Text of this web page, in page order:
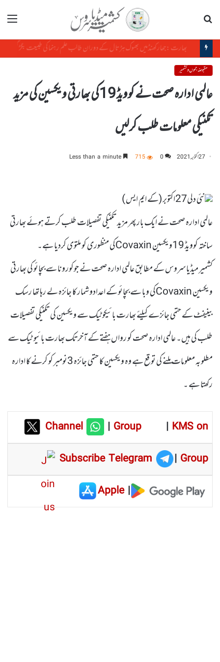
مینو
بھارت :جھارکھنڈمیں بھوک ہڑتال کے دوران طالب علم رہنما کی طبیعت بگڑ گئی
مقبوضہ جموں و کشمیر
عالمی ادارہ صحت نے کوویڈ 19کی بھارتی ویکسین کی مزید
تکنیکی معلومات طلب کرلیں
27 اکتوبر, 2021 0
715
نئی دلی27اکتوبر (کے ایم ایس )
عالمی ادارہ صحت نے ایک بار پھر مزید تکنیکی تفصیلات طلب کرتے ہوئے بھارتی
ساختہ کوویڈ 19ویکسین Covaxinکی منظوری کو ملتوی کردیا ہے۔
کشمیر میڈیا سروس کے مطابق عالمی ادارہ صحت نے جوکورونا سے بچائو کی بھارتی
ویکسین Covaxinکی وبا سے بچائو کے اعدادو شمار کا جائزہ لے رہا تھا رسک
بینیفٹ کے حتمی جائزے کیلئے بھارت بائیکوٹیک سے ویکسین کی تکنیکی تفصیلات
طلب کی ہیں۔ عالمی ادارہ صحت کو رواں ہفتے کے آخرتک بھارت بائیو ٹیک سے
مطلوبہ معلومات ملنے کی توقع ہے وہ ویکسین کا حتمی جائزہ 3نومبر کو کرنے کا ادارہ
رکھتا ہے ۔
Channel |Group | KMS on
Subscribe Telegram
| Group
|
Apple